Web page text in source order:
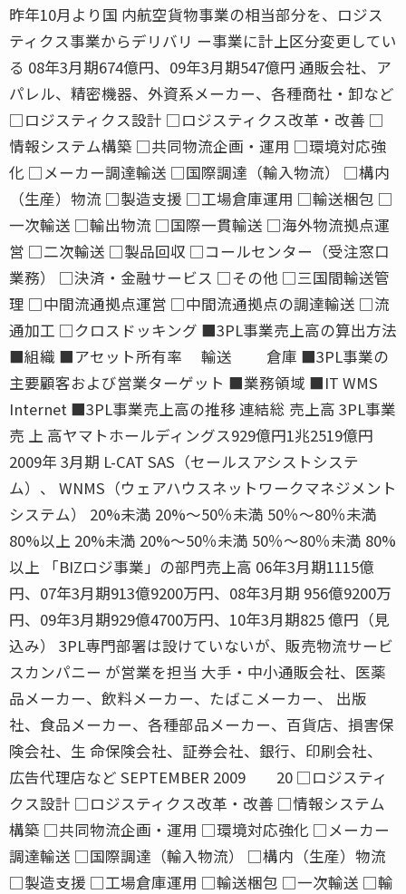
昨年10月より国 内航空貨物事業の相当部分を、ロジス
ティクス事業からデリバリ ー事業に計上区分変更してい
る 08年3月期674億円、09年3月期547億円 通販会社、ア
パレル、精密機器、外資系メーカー、各種商社・卸など
□ロジスティクス設計 □ロジスティクス改革・改善 □
情報システム構築 □共同物流企画・運用 □環境対応強
化 □メーカー調達輸送 □国際調達（輸入物流） □構内
（生産）物流 □製造支援 □工場倉庫運用 □輸送梱包 □
一次輸送 □輸出物流 □国際一貫輸送 □海外物流拠点運
営 □二次輸送 □製品回収 □コールセンター（受注窓口
業務） □決済・金融サービス □その他 □三国間輸送管
理 □中間流通拠点運営 □中間流通拠点の調達輸送 □流
通加工 □クロスドッキング ■3PL事業売上高の算出方法
■組織 ■アセット所有率 輸送 倉庫 ■3PL事業の
主要顧客および営業ターゲット ■業務領域 ■IT WMS
Internet ■3PL事業売上高の推移 連結総 売上高 3PL事業
売 上 高ヤマトホールディングス929億円1兆2519億円
2009年 3月期 L-CAT SAS（セールスアシストシステ
ム）、 WNMS（ウェアハウスネットワークマネジメント
システム） 20%未満 20%〜50％未満 50％〜80％未満
80%以上 20%未満 20%〜50％未満 50％〜80％未満 80%
以上 「BIZロジ事業」の部門売上高 06年3月期1115億
円、07年3月期913億9200万円、08年3月期 956億9200万
円、09年3月期929億4700万円、10年3月期825 億円（見
込み） 3PL専門部署は設けていないが、販売物流サービ
スカンパニー が営業を担当 大手・中小通販会社、医薬
品メーカー、飲料メーカー、たばこメーカー、 出版
社、食品メーカー、各種部品メーカー、百貨店、損害保
険会社、生 命保険会社、証券会社、銀行、印刷会社、
広告代理店など SEPTEMBER 2009 20 □ロジスティ
クス設計 □ロジスティクス改革・改善 □情報システム
構築 □共同物流企画・運用 □環境対応強化 □メーカー
調達輸送 □国際調達（輸入物流） □構内（生産）物流
□製造支援 □工場倉庫運用 □輸送梱包 □一次輸送 □輸